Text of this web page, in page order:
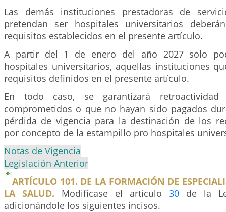
Las demás instituciones prestadoras de
pretendan ser hospitales universitarios
requisitos establecidos en el presente artículo.
A partir del 1 de enero del año 2027 solo
hospitales universitarios, aquellas instituciones
requisitos definidos en el presente artículo.
En todo caso, se garantizará
comprometidos o que no hayan sido pagados
pérdida de vigencia para la destinación de los
por concepto de la estampillo pro hospitales
Notas de Vigencia
Legislación Anterior
ARTÍCULO 101. DE LA FORMACIÓN DE
LA SALUD. Modifícase el artículo 30 de la
adicionándole los siguientes incisos.